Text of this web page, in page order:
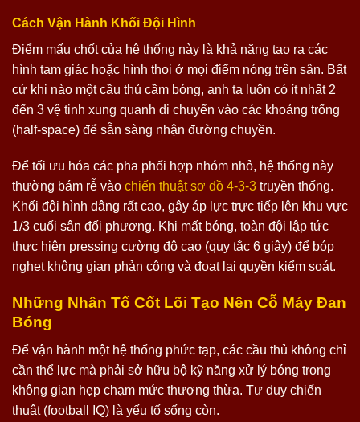
Cách Vận Hành Khối Đội Hình
Điểm mấu chốt của hệ thống này là khả năng tạo ra các
hình tam giác hoặc hình thoi ở mọi điểm nóng trên sân. Bất
cứ khi nào một cầu thủ cầm bóng, anh ta luôn có ít nhất 2
đến 3 vệ tinh xung quanh di chuyển vào các khoảng trống
(half-space) để sẵn sàng nhận đường chuyền.
Để tối ưu hóa các pha phối hợp nhóm nhỏ, hệ thống này
thường bám rễ vào chiến thuật sơ đồ 4-3-3 truyền thống.
Khối đội hình dâng rất cao, gây áp lực trực tiếp lên khu vực
1/3 cuối sân đối phương. Khi mất bóng, toàn đội lập tức
thực hiện pressing cường độ cao (quy tắc 6 giây) để bóp
nghẹt không gian phản công và đoạt lại quyền kiểm soát.
Những Nhân Tố Cốt Lõi Tạo Nên Cỗ Máy Đan
Bóng
Để vận hành một hệ thống phức tạp, các cầu thủ không chỉ
cần thể lực mà phải sở hữu bộ kỹ năng xử lý bóng trong
không gian hẹp chạm mức thượng thừa. Tư duy chiến
thuật (football IQ) là yếu tố sống còn.